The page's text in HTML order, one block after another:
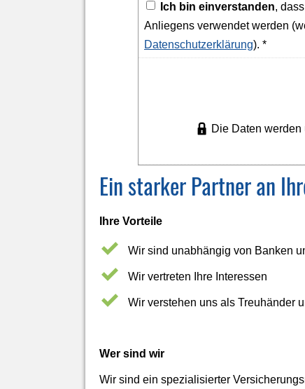
Ich bin einverstanden,
Anliegens verwendet werden
Datenschutzerklärung). *
Die Daten
Ein starker Partner an
Ihre Vorteile
Wir sind unabhängig von Banken
Wir vertreten Ihre Interessen
Wir verstehen uns als Treuhänder
Wer sind wir
Wir sind ein spezialisierter